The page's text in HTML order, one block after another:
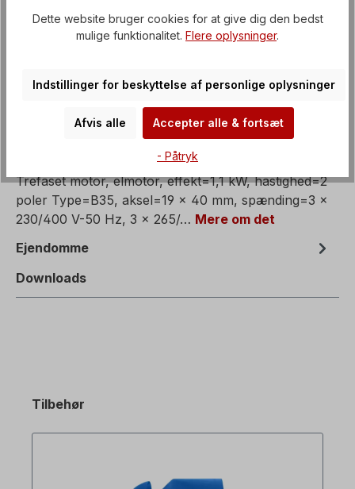
Trefaset motor, elmotor, effekt=1,1 kW, hastighed=2
poler Type=B35, aksel=19 x 40 mm, spænding=3 x
230/400 V-50 Hz, 3 x 265/… Mere om det
Ejendomme
Downloads
Tilbehør
Dette website bruger cookies for at give dig den bedst
mulige funktionalitet. Flere oplysninger.
Indstillinger for beskyttelse af personlige oplysninger
Afvis alle Accepter alle & fortsæt
- Påtryk